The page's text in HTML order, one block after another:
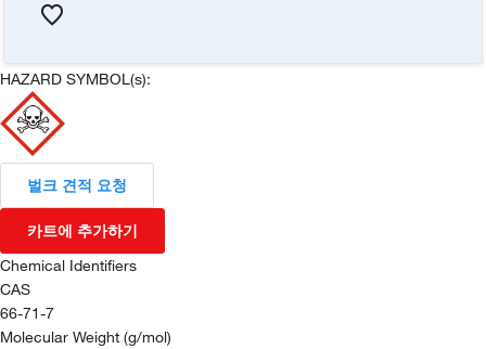
HAZARD SYMBOL(s):
벌크 견적 요청
카트에 추가하기
Chemical Identifiers
CAS
66-71-7
Molecular Weight (g/mol)